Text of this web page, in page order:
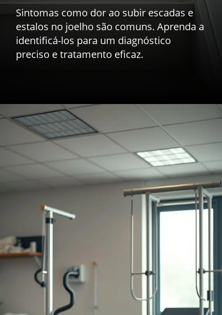
Sintomas como dor ao subir escadas e
estalos no joelho são comuns. Aprenda a
identificá-los para um diagnóstico
preciso e tratamento eficaz.
Opening https://drdaviddelgiglio.com.br/condromalacia-patelar-o-que-causa-a-dor-na-parte-da-frente-do-joelho-como-identificar-e-os-tratamentos-eficazes/